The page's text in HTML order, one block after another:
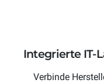
Integrierte IT-
Verbinde